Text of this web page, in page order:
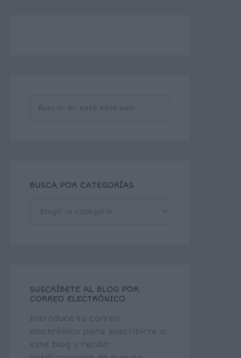
BUSCA POR CATEGORÍAS
SUSCRÍBETE AL BLOG POR
CORREO ELECTRÓNICO
Introduce tu correo
electrónico para suscribirte a
este blog y recibir